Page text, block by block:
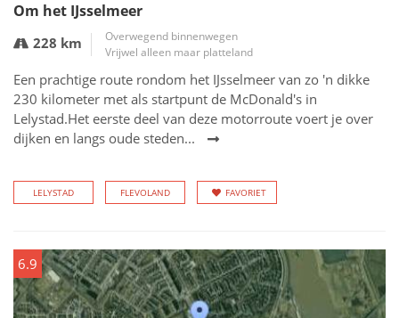
Om het IJsselmeer
228 km
Overwegend binnenwegen
Vrijwel alleen maar platteland
Een prachtige route rondom het IJsselmeer van zo 'n dikke
230 kilometer met als startpunt de McDonald's in
Lelystad.Het eerste deel van deze motorroute voert je over
dijken en langs oude steden...
LELYSTAD FLEVOLAND FAVORIET
6.9